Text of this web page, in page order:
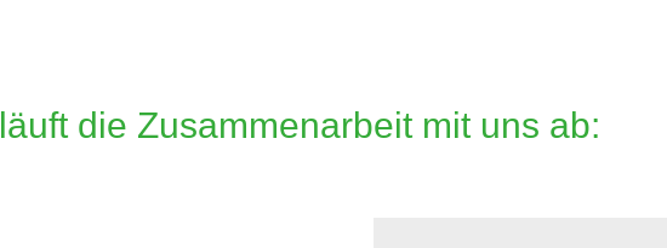
die Zusammenarbeit mit uns ab: